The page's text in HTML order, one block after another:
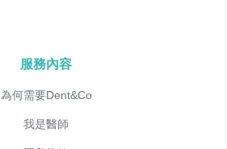
服務內容
為何需要Dent&Co
我是醫師